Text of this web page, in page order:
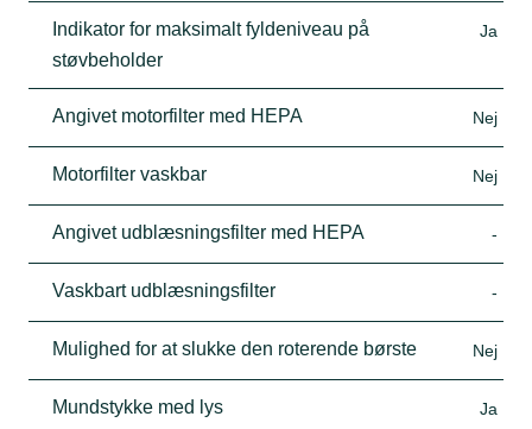
Indikator for maksimalt fyldeniveau på
støvbeholder
Ja
Angivet motorfilter med HEPA Nej
Motorfilter vaskbar Nej
Angivet udblæsningsfilter med HEPA -
Vaskbart udblæsningsfilter -
Mulighed for at slukke den roterende børste Nej
Mundstykke med lys Ja